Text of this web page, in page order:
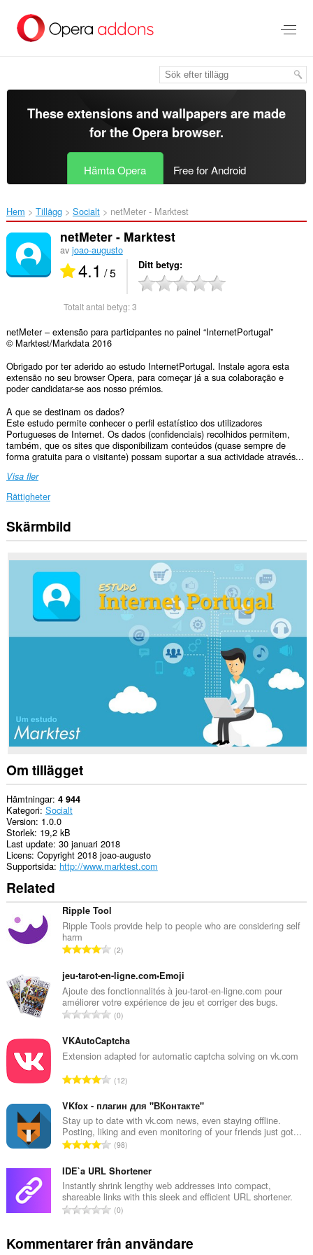
brödtexten
These extensions and wallpapers are made
for theOpera browser.
Hämta Opera Free for Android
Hem Tillägg Socialt netMeter - Marktest‎
netMeter - Marktest
av joao-augusto
4.1 / 5 Ditt betyg
Totalt antal betyg:3
netMeter – extensão para participantes no painel “InternetPortugal”
© Marktest/Markdata 2016
Obrigado por ter aderido ao estudo InternetPortugal. Instale agora esta
extensão no seu browser Opera, para começar já a sua colaboração e
poder candidatar-se aos nosso prémios.
A que se destinam os dados?
Este estudo permite conhecer o perfil estatístico dos utilizadores
Portugueses de Internet. Os dados (confidenciais) recolhidos permitem,
também, que os sites que disponibilizam conteúdos (quase sempre de
forma gratuita para o visitante) possam suportar a sua actividade através...
Visa fler
Rättigheter
Tillägget
kan
tillgång
webbplatser.
Tillägget
och
din
webbläsaraktivitet.
Skärmbild
Om tillägget
Hämtningar 4 944
Kategori Socialt
Version 1.0.0
Storlek 19,2 kB
Last update 30 januari 2018
Licens Copyright 2018 joao-augusto
Supportsida http://www.marktest.com
Related
Ripple Tool
Ripple Tools provide help to people who are considering self
harm
T
t
a
l
t
n
t
a
b
e
t
y
:
2
jeu-tarot-en-ligne.com•Emoji
Ajoute des fonctionnalités à jeu-tarot-en-ligne.com pour
améliorer votre expérience de jeu et corriger des bugs.
T
t
a
t
n
t
a
b
e
t
y
:
0
VKAutoCaptcha
Extension adapted for automatic captcha solving on vk.com
T
t
a
l
t
n
t
a
e
12
VKfox - плагин для "ВКонтакте"
Stay up to date with vk.com news, even staying offline.
Posting, liking and even monitoring of your friends just got...
T
t
a
l
t
n
98
IDE`a URL Shortener
Instantly shrink lengthy web addresses into compact,
shareable links with this sleek and efficient URL shortener.
T
t
a
0
Kommentarer från användare